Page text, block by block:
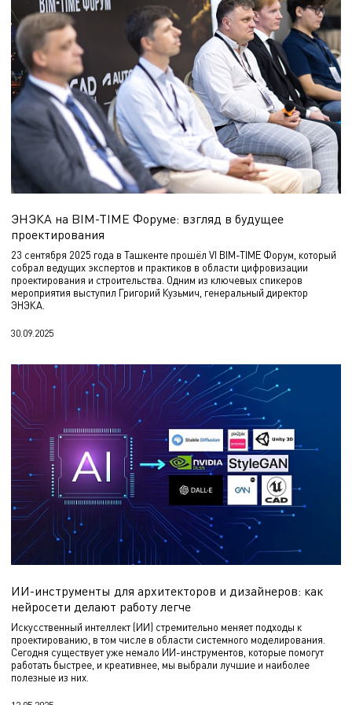
ЭНЭКА на BIM-TIME Форуме: взгляд в будущее
проектирования
23 сентября 2025 года в Ташкенте прошёл VI BIM-TIME Форум, который
собрал ведущих экспертов и практиков в области цифровизации
проектирования и строительства. Одним из ключевых спикеров
мероприятия выступил Григорий Кузьмич, генеральный директор
ЭНЭКА.
30.09.2025
ИИ-инструменты для архитекторов и дизайнеров: как
нейросети делают работу легче
Искусственный интеллект (ИИ) стремительно меняет подходы к
проектированию, в том числе в области системного моделирования.
Сегодня существует уже немало ИИ-инструментов, которые помогут
работать быстрее, и креативнее, мы выбрали лучшие и наиболее
полезные из них.